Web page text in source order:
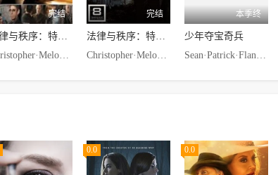
完结 完结 本季终
少年夺宝奇兵
0.0 0.0